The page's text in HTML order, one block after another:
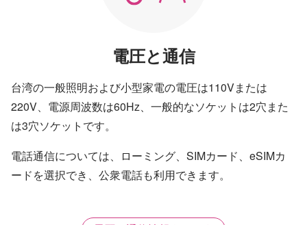
電圧と通信
台湾の一般照明および小型家電の電圧は110Vまたは
220V、電源周波数は60Hz、一般的なソケットは2穴また
は3穴ソケットです。
電話通信については、ローミング、SIMカード、eSIMカ
ードを選択でき、公衆電話も利用できます。